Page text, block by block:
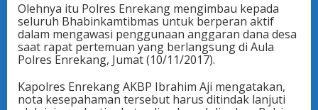
Olehnya itu Polres Enrekang mengimbau kepada
seluruh Bhabinkamtibmas untuk berperan aktif
dalam mengawasi penggunaan anggaran dana desa
saat rapat pertemuan yang berlangsung di Aula
Polres Enrekang, Jumat (10/11/2017).
Kapolres Enrekang AKBP Ibrahim Aji mengatakan,
nota kesepahaman tersebut harus ditindak lanjuti